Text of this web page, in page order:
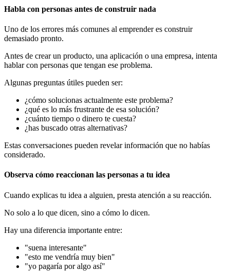
Habla con personas antes de construir nada
Uno de los errores más comunes al emprender es construir
demasiado pronto.
Antes de crear un producto, una aplicación o una empresa, intenta
hablar con personas que tengan ese problema.
Algunas preguntas útiles pueden ser:
¿cómo solucionas actualmente este problema?
¿qué es lo más frustrante de esa solución?
¿cuánto tiempo o dinero te cuesta?
¿has buscado otras alternativas?
Estas conversaciones pueden revelar información que no habías
considerado.
Observa cómo reaccionan las personas a tu idea
Cuando explicas tu idea a alguien, presta atención a su reacción.
No solo a lo que dicen, sino a cómo lo dicen.
Hay una diferencia importante entre:
"suena interesante"
"esto me vendría muy bien"
"yo pagaría por algo así"